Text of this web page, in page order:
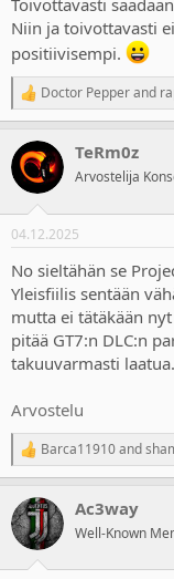
Toivottavasti
Niin ja toivottavasti
positiivisempi.
R
e
c
t
i
s
Doctor Pepperand
TeRm0z
Arvostelija
04.12.2025
No sieltähän se
Yleisfiilis sentään
mutta ei tätäkään
pitää GT7:n DLC:n
takuuvarmasti laatua.
Arvostelu
R
e
c
t
i
Barca11910and
Ac3way
Well-Known